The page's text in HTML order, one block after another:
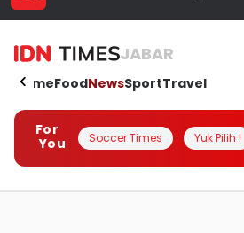
JABAR
HomeFoodNewsSportTravel
For
You
Soccer Times Yuk Pilih !